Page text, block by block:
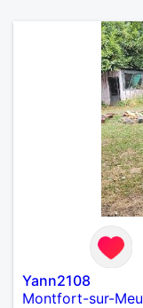
Yann2108
Montfort-sur-Meu